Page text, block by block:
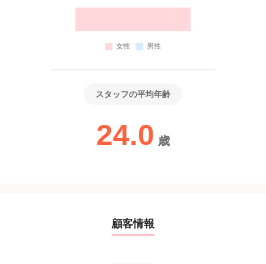
スタッフの平均年齢
24.0 歳
顧客情報